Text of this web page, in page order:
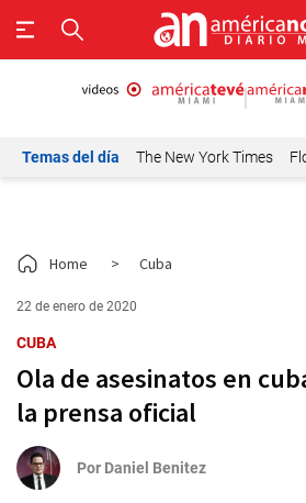
Temas del día The New York Times
Home > Cuba
22 de enero de 2020
CUBA
Ola de asesinatos en
la prensa oficial
Por Daniel Benitez